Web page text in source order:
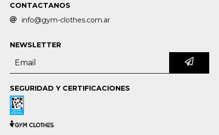
CONTACTANOS
info@gym-clothes.com.ar
NEWSLETTER
SEGURIDAD Y CERTIFICACIONES